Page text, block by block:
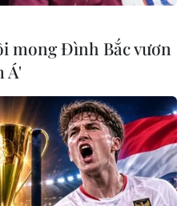
mong Đình Bắc vươn
Á'